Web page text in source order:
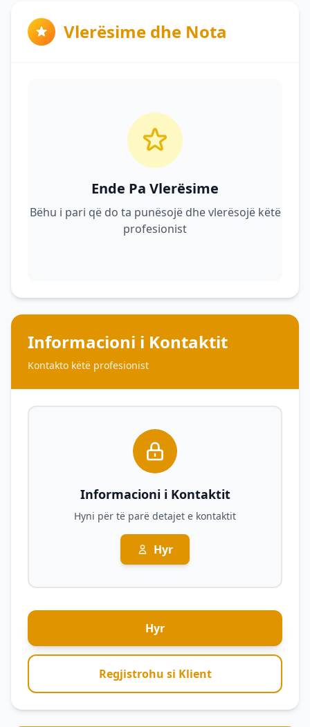
Vlerësime dhe Nota
Ende Pa Vlerësime
Bëhu i pari që do ta punësojë dhe vlerësojë këtë
profesionist
Informacioni i Kontaktit
Kontakto këtë profesionist
Informacioni i Kontaktit
Hyni për të parë detajet e kontaktit
Hyr
Hyr
Regjistrohu si Klient